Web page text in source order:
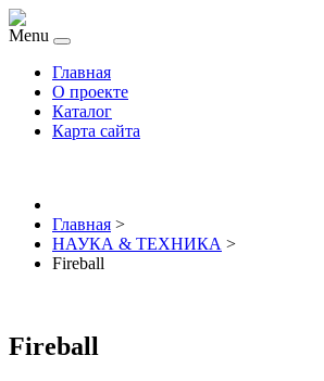
Menu
Главная
О проекте
Каталог
Карта сайта
Главная >
НАУКА & ТЕХНИКА >
Fireball
Fireball